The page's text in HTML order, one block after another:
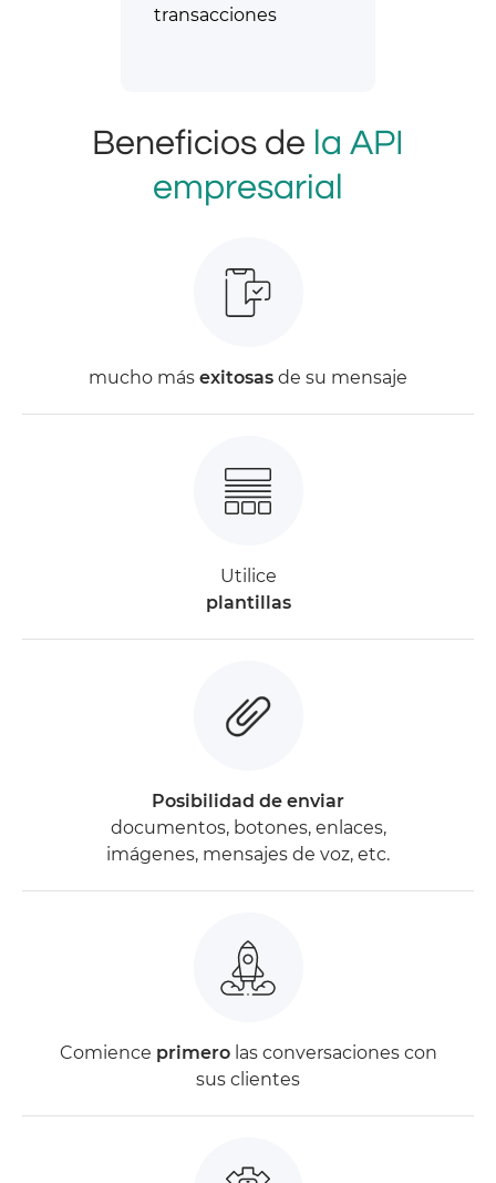
transacciones
Beneficios de la API
empresarial
mucho más exitosas de su mensaje
Utilice
plantillas
Posibilidad de enviar
documentos, botones, enlaces,
imágenes, mensajes de voz, etc.
Comience primerolas conversaciones con
sus clientes